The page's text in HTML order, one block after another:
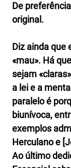
De
original.
Diz ainda que
«mau». Há
sejam
a lei e a
paralelo é
biunívoca,
exemplos
Herculano e
Ao último